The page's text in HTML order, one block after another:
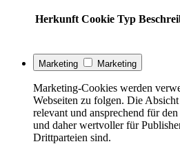
Herkunft Cookie Typ
Marketing Marketing
Marketing-Cookies werden
Webseiten zu folgen. Die
relevant und ansprechend für
und daher wertvoller für
Drittparteien sind.